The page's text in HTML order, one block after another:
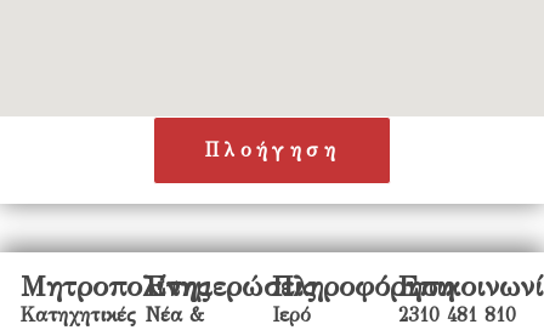
Πλοήγηση
Μητροπολίτης
Κατηχητικές
Ενημερώσεις
Νέα &
Πληροφόρηση
Ιερό
2310 481 810